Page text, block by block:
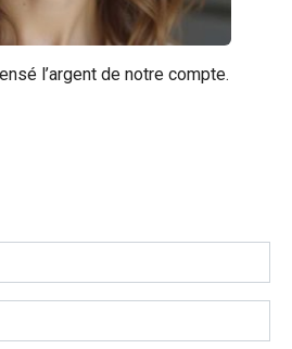
l’argent de notre compte.